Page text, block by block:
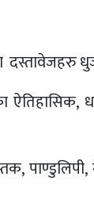
दस्तावेजहरु